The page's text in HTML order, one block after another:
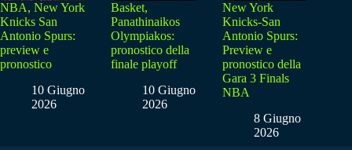
NBA, New York
Knicks San
Antonio Spurs:
preview e
pronostico
10 Giugno
2026
Basket,
Panathinaikos
Olympiakos:
pronostico della
finale playoff
10 Giugno
2026
New York
Knicks-San
Antonio Spurs:
Preview e
pronostico della
Gara 3 Finals
NBA
8 Giugno
2026